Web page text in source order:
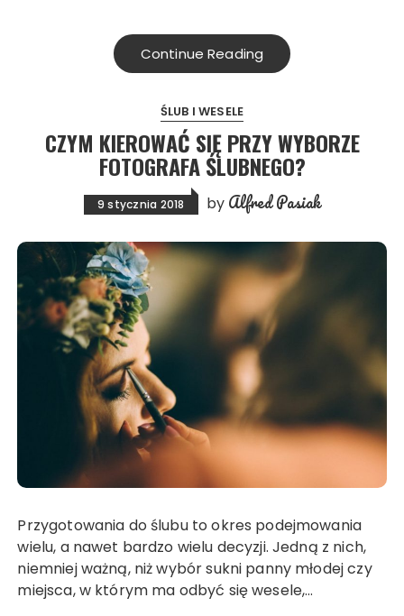
Continue Reading
ŚLUB I WESELE
CZYM KIEROWAĆ SIĘ PRZY WYBORZE
FOTOGRAFA ŚLUBNEGO?
9 stycznia 2018 by Alfred Pasiak
Przygotowania do ślubu to okres podejmowania
wielu, a nawet bardzo wielu decyzji. Jedną z nich,
niemniej ważną, niż wybór sukni panny młodej czy
miejsca, w którym ma odbyć się wesele,…